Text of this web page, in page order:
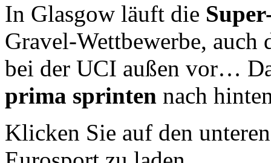
In Glasgow läuft die
Gravel-Wettbewerbe, auch
bei der UCI außen vor…
prima sprinten nach
Klicken Sie auf den